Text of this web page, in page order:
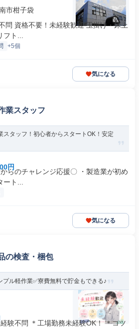
市柑子袋
問 資格不要！未経験歓迎 玉掛け・床上
ト...
+5個
気になる
業スタッフ
スタッフ！初心者からスタートOK！安定
円
らのチャレンジ応援〇 ・製造業が初め
ト...
気になる
の検査・梱包
プル軽作業✅寮費無料で貯金もできる♪
験不問 ＊工場勤務未経験OK！ ＊コツ